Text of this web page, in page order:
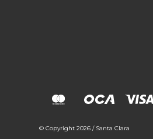
© Copyright 2026 / Santa Clara